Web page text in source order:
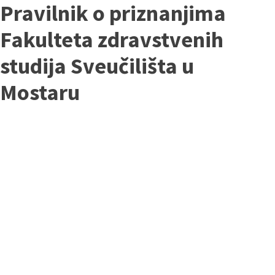
Pravilnik o priznanjima
Fakulteta zdravstvenih
studija Sveučilišta u
Mostaru